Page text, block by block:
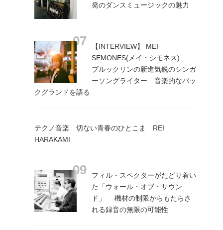
発のダンスミュージックの魅力
【INTERVIEW】 MEI
SEMONES(メイ・シモネス)
ブルックリンの新進気鋭のシンガ
ーソングライター 音楽的なバッ
クグランドを語る
テクノ音楽 切ない青春のひとこま REI
HARAKAMI
フィル・スペクターがたどり着い
た「ウォール・オブ・サウン
ド」 機材の制限からもたらさ
れる録音の無限の可能性